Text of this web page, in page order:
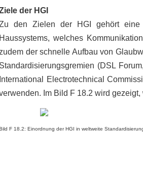
der HGI
den Zielen der HGI gehört eine
Haussystems, welches
zudem der schnelle Aufbau von
Standardisierungsgremien (DSL
International Electrotechnical
Im Bild F 18.2 wird
F 18.2: Einordnung der HGI in weltweite